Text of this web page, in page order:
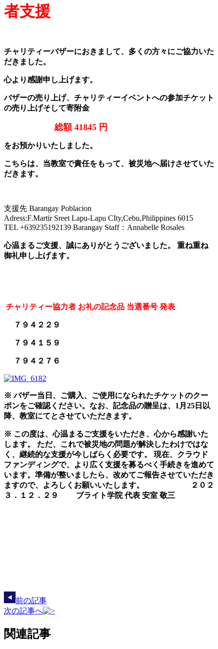
者支援
チャリティーバザーにおきまして、多くの方々にご協力いた
だきました。
心より感謝申し上げます。
バザーの売り上げ、チャリティーイベントへの参加チケット
の売り上げそして寄附金
総額 41845 円
をお預かりいたしました。
こちらは、当教室で責任をもって、被災地へ届けさせていた
だきます。
支援先 Barangay Poblacion
Adress:F.Martir Sreet Lapu-Lapu CIty,Cebu,Philippines 6015
TEL +639235192139 Barangay Staff：Annabelle Rosales
心温まるご支援、誠にありがとうございました。 重ね重ね
御礼申し上げます。
チャリティー協力者 お礼の記念品 当選番号 発表
７９４２２９
７９４１５９
７９４２７６
※ バザー当日、ご購入、ご使用になられたチケットのクー
ポンをご確認ください。なお、記念品の贈呈は、1月25日以
降、教室にてとさせていただきます。
※ この度は、心温まるご支援をいただき、心から感謝いた
します。 ただ、これで被災地の問題が解決したわけではな
く、継続的な支援が今しばらく必要です。 現在、クラウド
ファンディングで、より広く支援を募るべく手続きを進めて
います。準備が整いましたら、改めてご報告させていただき
ますので、よろしくお願いいたします。 ２０２
３．１２．２９ ブライト学院 代表 安室 敬三
前の記事
次の記事へ
関連記事